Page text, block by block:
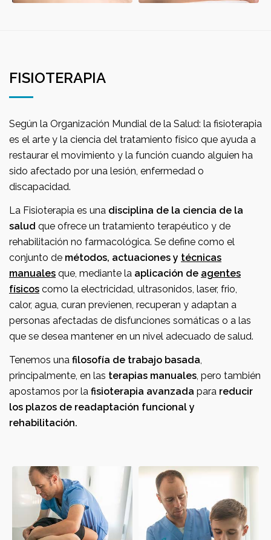
FISIOTERAPIA
Según la Organización Mundial de la Salud: la fisioterapia
es el arte y la ciencia del tratamiento físico que ayuda a
restaurar el movimiento y la función cuando alguien ha
sido afectado por una lesión, enfermedad o
discapacidad.
La Fisioterapia es una disciplina de la ciencia de la
salud que ofrece un tratamiento terapéutico y de
rehabilitación no farmacológica. Se define como el
conjunto de métodos, actuaciones y técnicas
manuales que, mediante la aplicación de agentes
físicos como la electricidad, ultrasonidos, laser, frio,
calor, agua, curan previenen, recuperan y adaptan a
personas afectadas de disfunciones somáticas o a las
que se desea mantener en un nivel adecuado de salud.
Tenemos una filosofía de trabajo basada,
principalmente, en las terapias manuales, pero también
apostamos por la fisioterapia avanzada para reducir
los plazos de readaptación funcional y
rehabilitación.